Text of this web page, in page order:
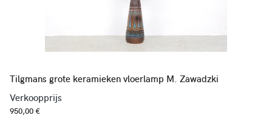
Tilgmans grote keramieken vloerlamp M. Zawadzki
Verkoopprijs
950,00 €